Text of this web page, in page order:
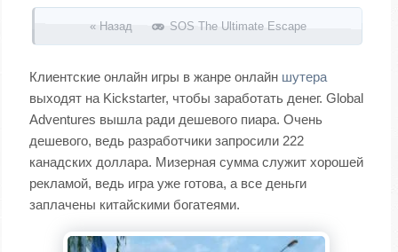
« Назад SOS The Ultimate Escape
Клиентские онлайн игры в жанре онлайн шутера
выходят на Kickstarter, чтобы заработать денег. Global
Adventures вышла ради дешевого пиара. Очень
дешевого, ведь разработчики запросили 222
канадских доллара. Мизерная сумма служит хорошей
рекламой, ведь игра уже готова, а все деньги
заплачены китайскими богатеями.